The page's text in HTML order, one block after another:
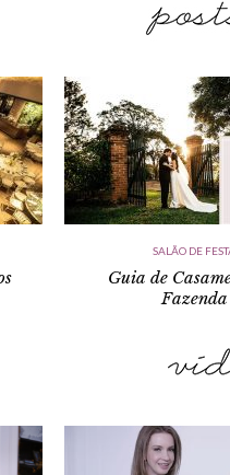
SALÃO DE
Guia de
Fazenda